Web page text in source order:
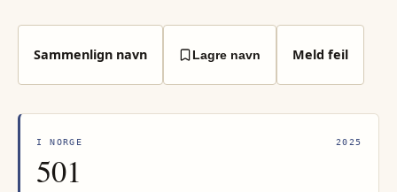
Sammenlign navn Lagre navn Meld feil
I NORGE 2025
501